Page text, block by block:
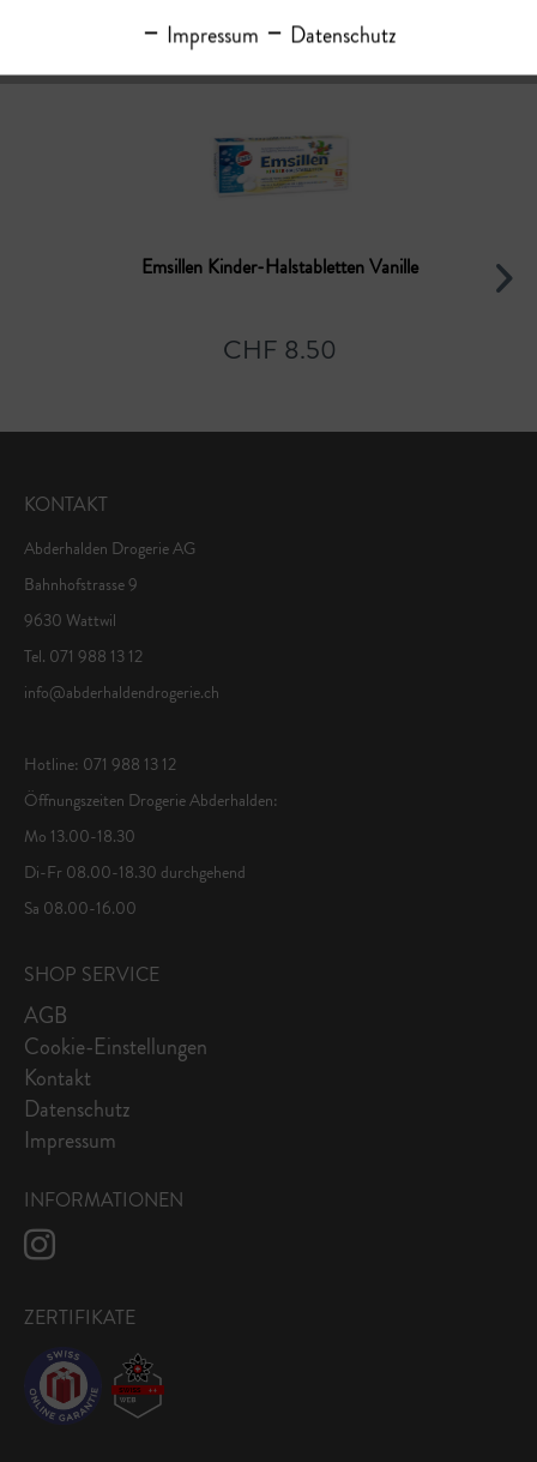
Ähnliche Artikel
Emsillen Kinder-Halstabletten Vanille
CHF 8.50
KONTAKT
Abderhalden Drogerie AG
Bahnhofstrasse 9
9630 Wattwil
Tel. 071 988 13 12
info@abderhaldendrogerie.ch
Hotline: 071 988 13 12
Öffnungszeiten Drogerie Abderhalden:
Mo 13.00-18.30
Di-Fr 08.00-18.30 durchgehend
Sa 08.00-16.00
SHOP SERVICE
AGB
Cookie-Einstellungen
Kontakt
Datenschutz
Impressum
INFORMATIONEN
ZERTIFIKATE
Impressum Datenschutz